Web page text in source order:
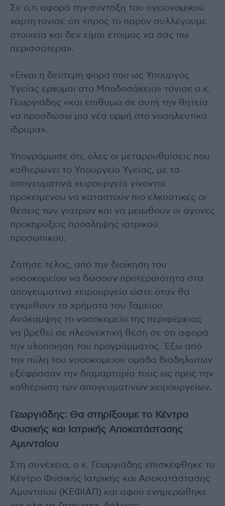
Σε ό,τι αφορά την σύνταξη του υγειονομικού
χάρτη τόνισε ότι «προς το παρόν συλλέγουμε
στοιχεία και δεν είμαι έτοιμος να σας πω
περισσότερα».
«Είναι η δεύτερη φορά που ως Υπουργός
Υγείας έρχομαι στο Μποδοσάκειο» τόνισε ο κ.
Γεωργιάδης «και επιθυμώ σε αυτή την θητεία
να προσδώσω μια νέα ορμή στο νοσηλευτικό
ίδρυμα».
Υπογράμμισε ότι, όλες οι μεταρρυθμίσεις που
καθιερώνει το Υπουργείο Υγείας, με τα
απογευματινά χειρουργεία γίνονται
προκειμένου να καταστούν πιο ελκυστικές οι
θέσεις των γιατρών και να μειωθούν οι άγονες
προκηρύξεις πρόσληψης ιατρικού
προσωπικού.
Ζήτησε τέλος, από την διοίκηση του
νοσοκομείου να δώσουν προτεραιότητα στα
απογευματινά χειρουργεία ώστε όταν θα
εγκριθούν τα χρήματα του Ταμείου
Ανάκαμψης το νοσοκομείο της περιφέρειας
να βρεθεί σε πλεονεκτική θέση σε ότι αφορά
την υλοποίηση του προγράμματος. Έξω από
την πύλη του νοσοκομείου ομάδα διαδηλωτών
εξέφρασαν την διαμαρτυρία τους ως προς την
καθιέρωση των απογευματινών χειρουργείων.
Γεωργιάδης: Θα στηρίξουμε το Κέντρο
Φυσικής και Ιατρικής Αποκατάστασης
Αμυνταίου
Στη συνέχεια, ο κ. Γεωργιάδης επισκέφθηκε το
Κέντρο Φυσικής Ιατρικής και Αποκατάστασης
Αμυνταίου (ΚΕΦΙΑΠ) και αφού ενημερώθηκε